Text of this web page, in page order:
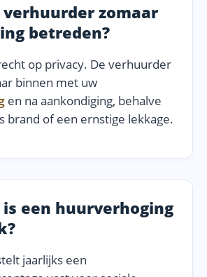
zomaar
betreden?
op privacy. De verhuurder
binnen met uw
en na aankondiging, behalve
brand of een ernstige lekkage.
een huurverhoging
jaarlijks een